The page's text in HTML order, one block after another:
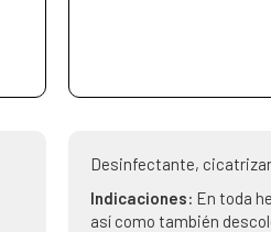
Desinfectante,
Indicaciones: En toda
así como también